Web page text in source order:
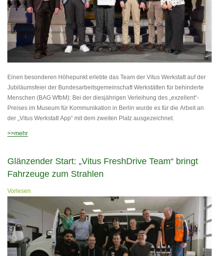
Einen besonderen Höhepunkt erlebte das Team der Vitus Werkstatt auf der
Jubiläumsfeier der Bundesarbeitsgemeinschaft Werkstätten für behinderte
Menschen (BAG WfbM): Bei der diesjährigen Verleihung des „exzellent“-
Preises im Museum für Kommunikation in Berlin wurde es für die Arbeit an
der „Vitus Werkstatt App“ mit dem zweiten Platz ausgezeichnet.
>>mehr
Glänzender Start: „Vitus FreshDrive Team“ bringt
Fahrzeuge zum Strahlen
Vorlesen